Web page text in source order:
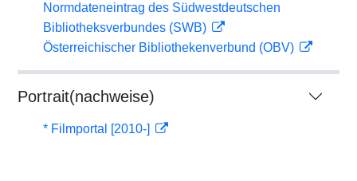
Normdateneintrag des Südwestdeutschen
Bibliotheksverbundes (SWB)
Österreichischer Bibliothekenverbund (OBV)
Portrait(nachweise)
* Filmportal [2010-]